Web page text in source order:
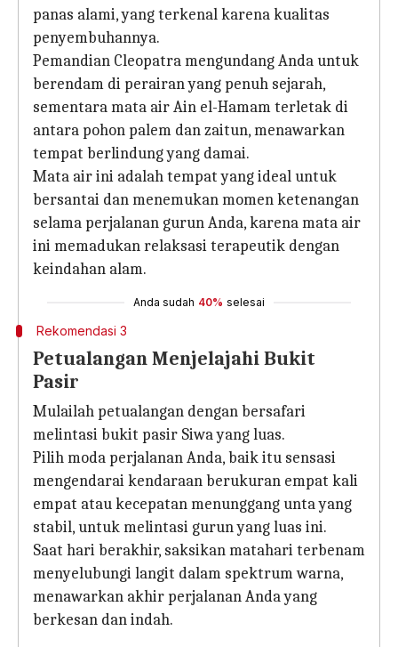
panas alami, yang terkenal karena kualitas
penyembuhannya.
Pemandian Cleopatra mengundang Anda untuk
berendam di perairan yang penuh sejarah,
sementara mata air Ain el-Hamam terletak di
antara pohon palem dan zaitun, menawarkan
tempat berlindung yang damai.
Mata air ini adalah tempat yang ideal untuk
bersantai dan menemukan momen ketenangan
selama perjalanan gurun Anda, karena mata air
ini memadukan relaksasi terapeutik dengan
keindahan alam.
Anda sudah 40% selesai
Rekomendasi 3
Petualangan Menjelajahi Bukit
Pasir
Mulailah petualangan dengan bersafari
melintasi bukit pasir Siwa yang luas.
Pilih moda perjalanan Anda, baik itu sensasi
mengendarai kendaraan berukuran empat kali
empat atau kecepatan menunggang unta yang
stabil, untuk melintasi gurun yang luas ini.
Saat hari berakhir, saksikan matahari terbenam
menyelubungi langit dalam spektrum warna,
menawarkan akhir perjalanan Anda yang
berkesan dan indah.